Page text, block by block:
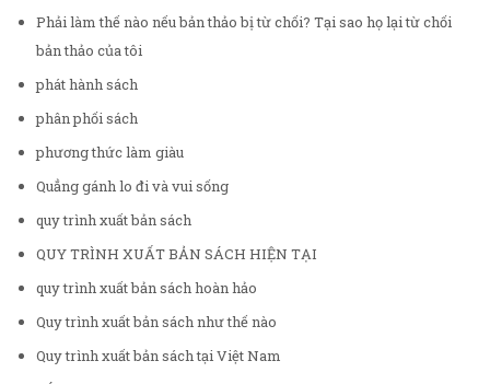
Phải làm thế nào nếu bản thảo bị từ chối? Tại sao họ lại từ chối
bản thảo của tôi
phát hành sách
phân phối sách
phương thức làm giàu
Quẳng gánh lo đi và vui sống
quy trình xuất bản sách
QUY TRÌNH XUẤT BẢN SÁCH HIỆN TẠI
quy trình xuất bản sách hoàn hảo
Quy trình xuất bản sách như thế nào
Quy trình xuất bản sách tại Việt Nam